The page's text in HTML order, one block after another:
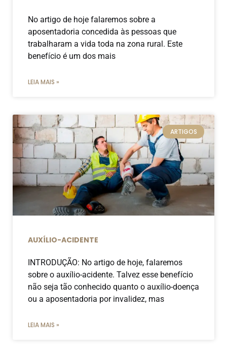
No artigo de hoje falaremos sobre a
aposentadoria concedida às pessoas que
trabalharam a vida toda na zona rural. Este
benefício é um dos mais
LEIA MAIS »
ARTIGOS
AUXÍLIO-ACIDENTE
INTRODUÇÃO: No artigo de hoje, falaremos
sobre o auxílio-acidente. Talvez esse benefício
não seja tão conhecido quanto o auxílio-doença
ou a aposentadoria por invalidez, mas
LEIA MAIS »